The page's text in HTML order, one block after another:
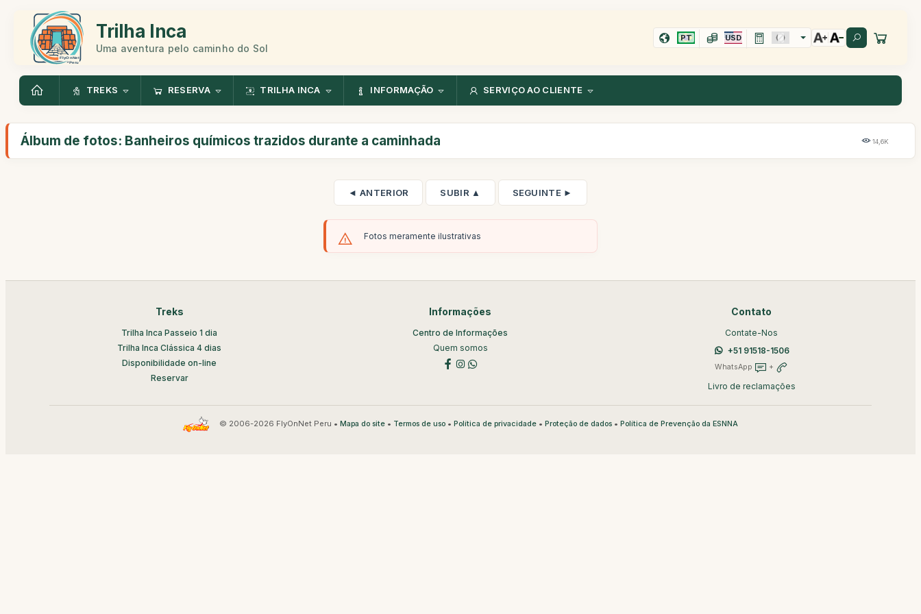
Trilha Inca
Uma aventura pelo caminho do Sol
PT USD
TREKS RESERVA TRILHA INCA INFORMAÇÃO SERVIÇO AO CLIENTE
Álbum de fotos: Banheiros químicos trazidos durante a caminhada 14,6K
◄ ANTERIOR SUBIR ▲ SEGUINTE ►
Fotos meramente ilustrativas
Treks
Trilha Inca Passeio 1 dia
Trilha Inca Clássica 4 dias
Disponibilidade on-line
Reservar
Informações
Centro de Informações
Quem somos
Contato
Contate-Nos
+51 91518-1506
WhatsApp +
Livro de reclamações
© 2006-2026 FlyOnNet Peru • Mapa do site• Termos de uso• Política de privacidade• Proteção de dados• Política de Prevenção da ESNNA